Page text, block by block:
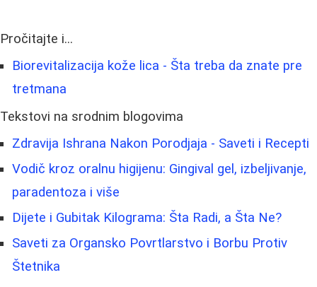
Pročitajte i...
Biorevitalizacija kože lica - Šta treba da znate pre
tretmana
Tekstovi na srodnim blogovima
Zdravija Ishrana Nakon Porodjaja - Saveti i Recepti
Vodič kroz oralnu higijenu: Gingival gel, izbeljivanje,
paradentoza i više
Dijete i Gubitak Kilograma: Šta Radi, a Šta Ne?
Saveti za Organsko Povrtlarstvo i Borbu Protiv
Štetnika